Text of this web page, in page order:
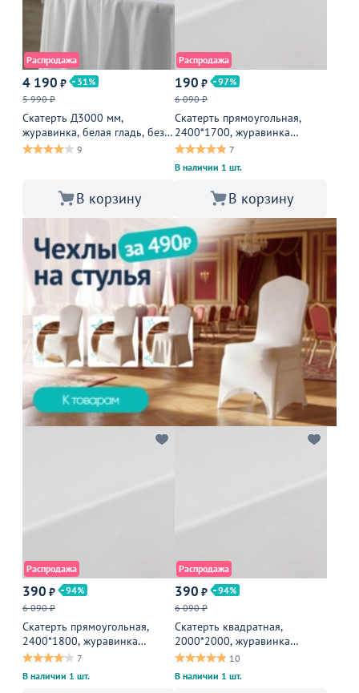
Распродажа
4 190 ₽
31
5 990 ₽
Скатерть Д3000 мм,
журавинка, белая гладь, без
шва
9
В корзину
Распродажа
190 ₽
97
6 090 ₽
Скатерть прямоугольная,
2400*1700, журавинка
1346/010101, белая гладь,
без шва
7
В наличии 1 шт.
В корзину
Распродажа
390 ₽
94
6 090 ₽
Скатерть прямоугольная,
2400*1800, журавинка
1346/010101, гладь белая,
без шва
7
В наличии 1 шт.
Распродажа
390 ₽
94
6 090 ₽
Скатерть квадратная,
2000*2000, журавинка
1346/010101, гладь белая,
без шва
10
В наличии 1 шт.